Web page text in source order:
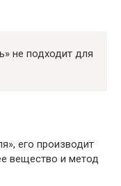
не подходит для
его производит
вещество и метод